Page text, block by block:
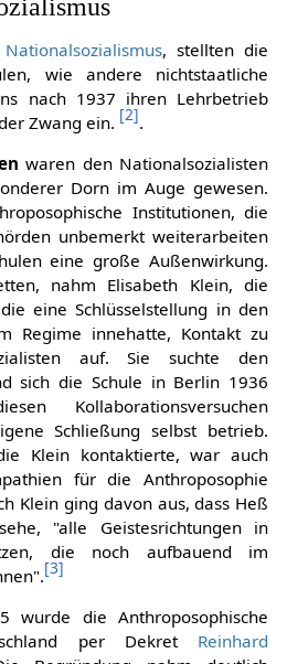
Nationalsozialismus, stellten die
wie andere nichtstaatliche
nach 1937 ihren Lehrbetrieb
Zwang ein. [2].
waren den Nationalsozialisten
Dorn im Auge gewesen.
Institutionen, die
unbemerkt weiterarbeiten
eine große Außenwirkung.
nahm Elisabeth Klein, die
eine Schlüsselstellung in den
Regime innehatte, Kontakt zu
auf. Sie suchte den
sich die Schule in Berlin 1936
Kollaborationsversuchen
Schließung selbst betrieb.
Klein kontaktierte, war auch
für die Anthroposophie
Klein ging davon aus, dass Heß
"alle Geistesrichtungen in
die noch aufbauend im
[3]
wurde die Anthroposophische
per Dekret Reinhard